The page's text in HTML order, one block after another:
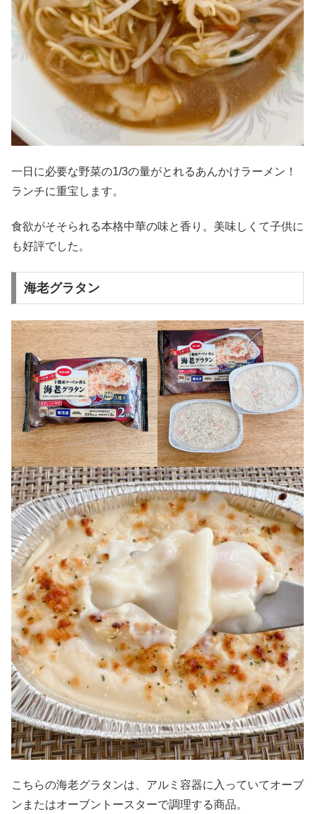
一日に必要な野菜の1/3の量がとれるあんかけラーメン！
ランチに重宝します。
食欲がそそられる本格中華の味と香り。美味しくて子供に
も好評でした。
海老グラタン
こちらの海老グラタンは、アルミ容器に入っていてオーブ
ンまたはオーブントースターで調理する商品。